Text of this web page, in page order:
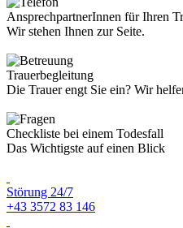
AnsprechpartnerInnen für Ihren
Wir stehen Ihnen zur Seite.
Trauerbegleitung
Die Trauer engt Sie ein? Wir
Checkliste bei einem Todesfall
Das Wichtigste auf einen Blick
Störung 24/7
+43 3572 83 146